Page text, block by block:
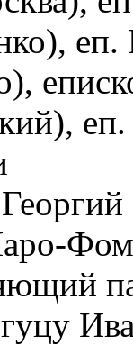
еп.